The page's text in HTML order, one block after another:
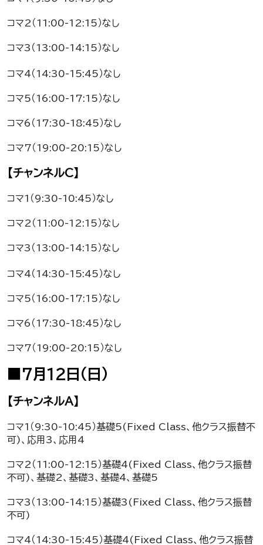
コマ2（11:00-12:15）なし
コマ3（13:00-14:15）なし
コマ4（14:30-15:45）なし
コマ5（16:00-17:15）なし
コマ6（17:30-18:45）なし
コマ7（19:00-20:15）なし
【チャンネルC】
コマ1（9:30-10:45）なし
コマ2（11:00-12:15）なし
コマ3（13:00-14:15）なし
コマ4（14:30-15:45）なし
コマ5（16:00-17:15）なし
コマ6（17:30-18:45）なし
コマ7（19:00-20:15）なし
■7月12日（日）
【チャンネルA】
コマ1（9:30-10:45）基礎5(Fixed Class、他クラス振替不
可)、応用3、応用4
コマ2（11:00-12:15）基礎4(Fixed Class、他クラス振替
不可)、基礎2、基礎3、基礎4、基礎5
コマ3（13:00-14:15）基礎3(Fixed Class、他クラス振替
不可)
コマ4（14:30-15:45）基礎4(Fixed Class、他クラス振替